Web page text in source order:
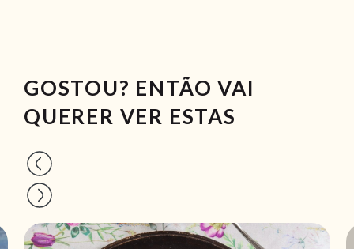
GOSTOU? ENTÃO VAI
QUERER VER ESTAS